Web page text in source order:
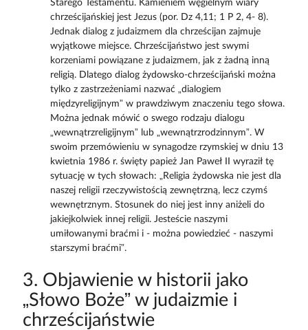
Starego Testamentu. Kamieniem węgielnym wiary
chrześcijańskiej jest Jezus (por. Dz 4,11; 1 P 2, 4- 8).
Jednak dialog z judaizmem dla chrześcijan zajmuje
wyjątkowe miejsce. Chrześcijaństwo jest swymi
korzeniami powiązane z judaizmem, jak z żadną inną
religią. Dlatego dialog żydowsko-chrześcijański można
tylko z zastrzeżeniami nazwać „dialogiem
międzyreligijnym” w prawdziwym znaczeniu tego słowa.
Można jednak mówić o swego rodzaju dialogu
„wewnątrzreligijnym” lub „wewnątrzrodzinnym”. W
swoim przemówieniu w synagodze rzymskiej w dniu 13
kwietnia 1986 r. święty papież Jan Paweł II wyraził tę
sytuację w tych słowach: „Religia żydowska nie jest dla
naszej religii rzeczywistością zewnętrzną, lecz czymś
wewnętrznym. Stosunek do niej jest inny aniżeli do
jakiejkolwiek innej religii. Jesteście naszymi
umiłowanymi braćmi i - można powiedzieć - naszymi
starszymi braćmi”.
3. Objawienie w historii jako
„Słowo Boże” w judaizmie i
chrześcijaństwie